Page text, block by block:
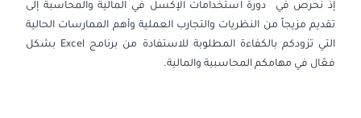
2026-09-14 برشلونة التفاصيل
2026-09-21 التفاصيل
إذ نحرص في دورة استخدامات الإكسل في المالية والمحاسبة إلى
تقديم مزيجاً من النظريات والتجارب العملية وأهم الممارسات الحالية
التي تزودكم بالكفاءة المطلوبة للاستفادة من برنامج Excel بشكل
فعّال في مهامكم المحاسبية والمالية.